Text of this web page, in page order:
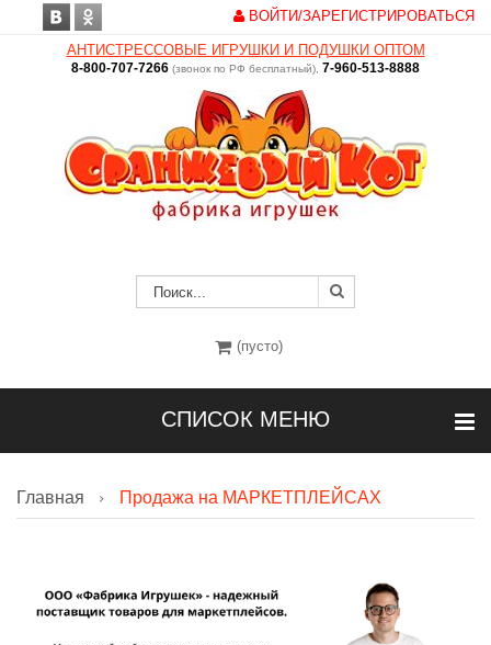
ВОЙТИ/ЗАРЕГИСТРИРОВАТЬСЯ
АНТИСТРЕССОВЫЕ ИГРУШКИ И ПОДУШКИ ОПТОМ
8-800-707-7266 (звонок по РФ бесплатный), 7-960-513-8888
(пусто)
СПИСОК МЕНЮ
Главная Продажа на МАРКЕТПЛЕЙСАХ